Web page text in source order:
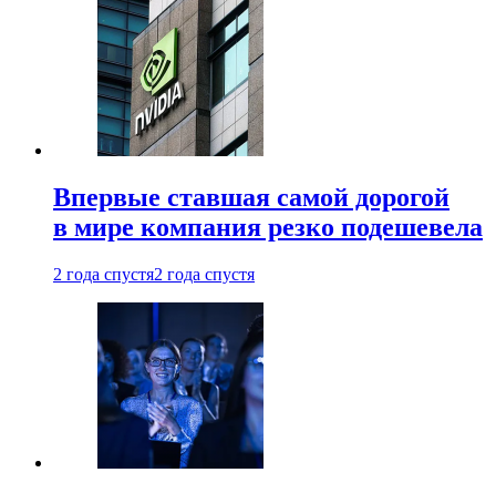
Впервые ставшая самой дорогой
в мире компания резко подешевела
2 года спустя2 года спустя